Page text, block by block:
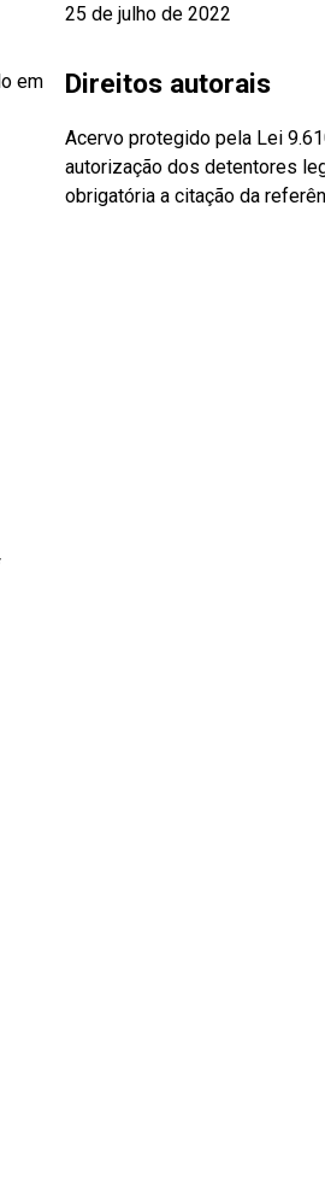
em
25 de julho de 2022
Direitos autorais
Acervo protegido pela Lei
autorização dos detentores
obrigatória a citação da